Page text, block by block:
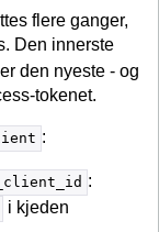
flere ganger,
Den innerste
den nyeste - og
tokenet.
:
:
i kjeden